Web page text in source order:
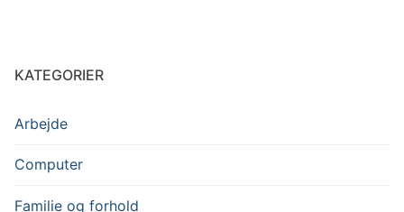
KATEGORIER
Arbejde
Computer
Familie og forhold